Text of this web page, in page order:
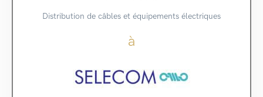
Distribution de câbles et équipements électriques
à